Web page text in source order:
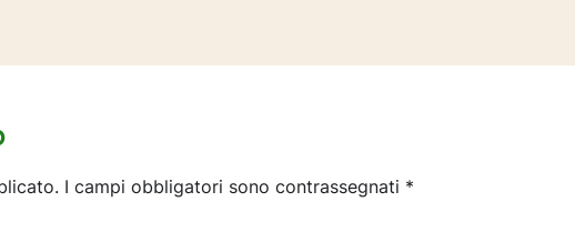
I campi obbligatori sono contrassegnati *